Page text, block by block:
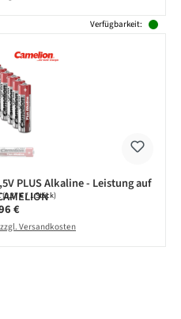
Verfügbarkeit:
PLUS Alkaline - Leistung auf
(0,37 € / 1 Stück)
Preis:
€
Versandkosten